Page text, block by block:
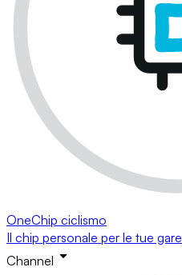
OneChip ciclismo
Il chip personale per le tue gare
Channel